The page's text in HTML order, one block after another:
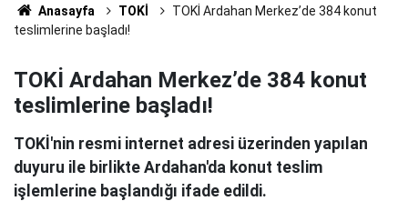
Anasayfa TOKİ
TOKİ Ardahan Merkez’de 384 konut
teslimlerine başladı!
TOKİ Ardahan Merkez’de 384 konut
teslimlerine başladı!
TOKİ'nin resmi internet adresi üzerinden yapılan
duyuru ile birlikte Ardahan'da konut teslim
işlemlerine başlandığı ifade edildi.